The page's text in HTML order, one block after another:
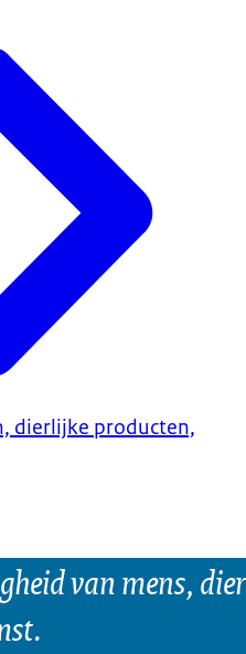
dierlijke producten,
van mens, dier